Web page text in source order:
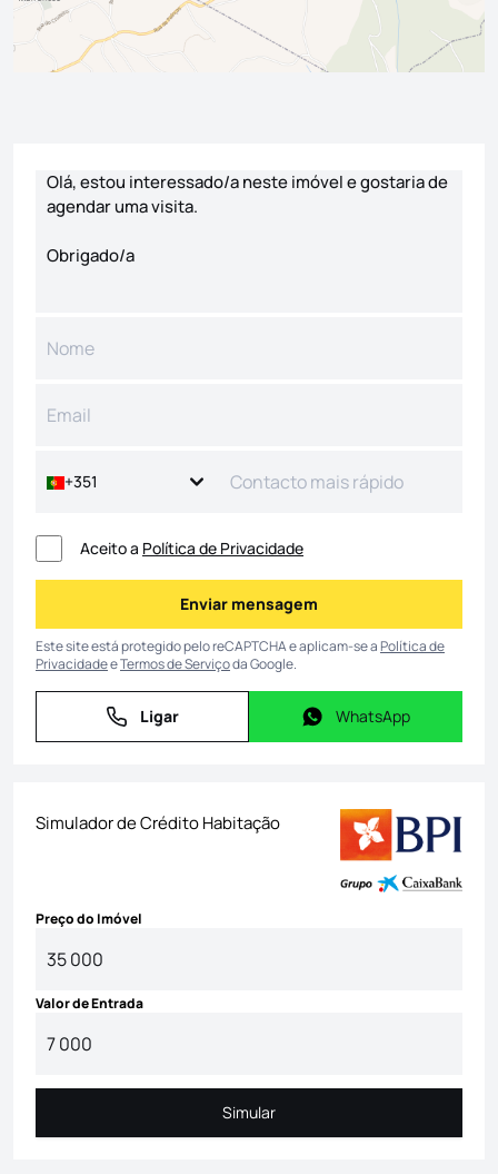
+351
Aceito a Política de Privacidade
Enviar mensagem
Enviar mensagem
Este site está protegido pelo reCAPTCHA e aplicam-se aPolítica de
PrivacidadeeTermos de Serviçoda Google.
Ligar
Ligar WhatsApp
WhatsApp
Simulador de Crédito Habitação
Preço do Imóvel
Valor de Entrada
Simular
Simular